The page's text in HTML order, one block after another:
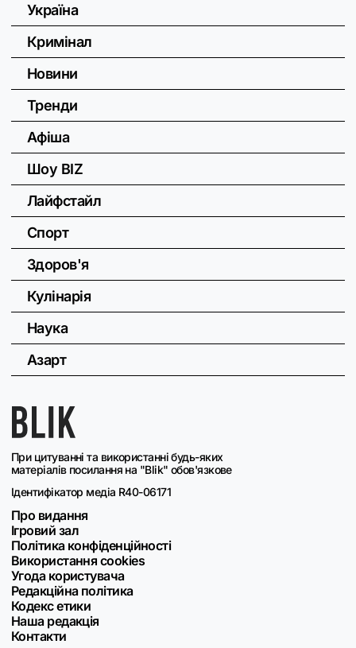
При цитуванні та використанні будь-яких
матеріалів посилання на "Blik" обов'язкове
Ідентифікатор медіа R40-06171
Про видання
Ігровий зал
Політика конфіденційності
Використання cookies
Угода користувача
Редакційна політика
Кодекс етики
Наша редакція
Контакти
Україна
Кримінал
Новини
Тренди
Афіша
Шоу BIZ
Лайфстайл
Спорт
Здоров'я
Кулінарія
Наука
Азарт